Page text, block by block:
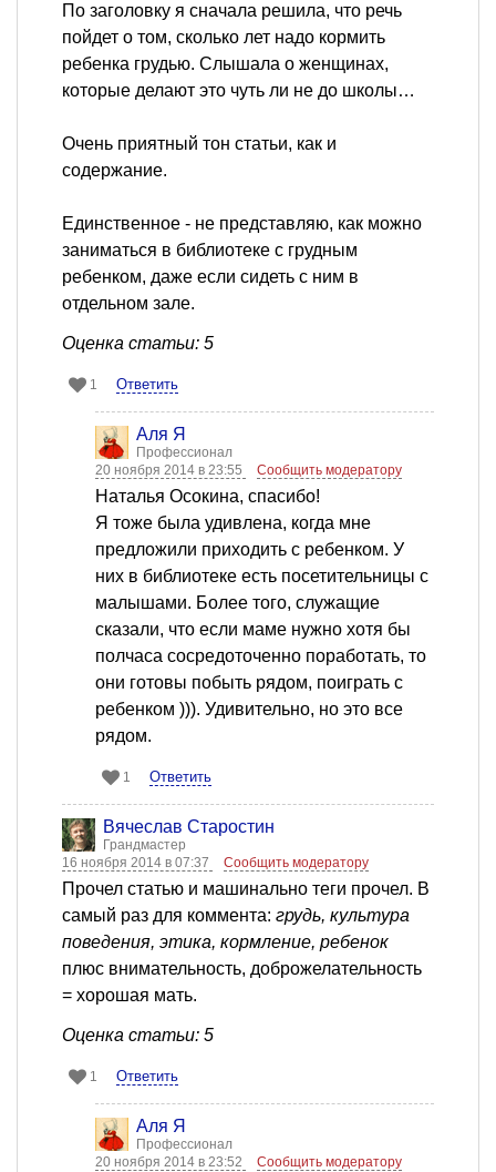
По заголовку я сначала решила, что речь
пойдет о том, сколько лет надо кормить
ребенка грудью. Слышала о женщинах,
которые делают это чуть ли не до школы…
Очень приятный тон статьи, как и
содержание.
Единственное - не представляю, как можно
заниматься в библиотеке с грудным
ребенком, даже если сидеть с ним в
отдельном зале.
Оценка статьи: 5
1 Ответить
Аля Я
Профессионал
20 ноября 2014 в 23:55
Сообщить модератору
Наталья Осокина, спасибо!
Я тоже была удивлена, когда мне
предложили приходить с ребенком. У
них в библиотеке есть посетительницы с
малышами. Более того, служащие
сказали, что если маме нужно хотя бы
полчаса сосредоточенно поработать, то
они готовы побыть рядом, поиграть с
ребенком ))). Удивительно, но это все
рядом.
1 Ответить
Вячеслав Старостин
Грандмастер
16 ноября 2014 в 07:37
Сообщить модератору
Прочел статью и машинально теги прочел. В
самый раз для коммента: грудь, культура
поведения, этика, кормление, ребенок
плюс внимательность, доброжелательность
= хорошая мать.
Оценка статьи: 5
1 Ответить
Аля Я
Профессионал
20 ноября 2014 в 23:52
Сообщить модератору